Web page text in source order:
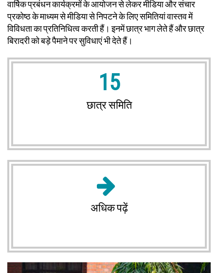
वार्षिक प्रबंधन कार्यक्रमों के आयोजन से लेकर मीडिया और संचार
प्रकोष्ठ के माध्यम से मीडिया से निपटने के लिए समितियां वास्तव में
विविधता का प्रतिनिधित्व करती हैं। इनमें छात्र भाग लेते हैं और छात्र
बिरादरी को बड़े पैमाने पर सुविधाएं भी देते हैं।
15
छात्र समिति
अधिक पढ़ें